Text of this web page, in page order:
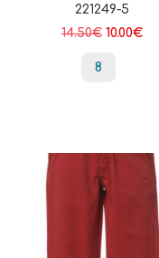
221249-5
14.50€ 10.00€
8